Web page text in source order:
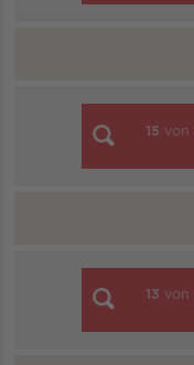
15 von
13 von